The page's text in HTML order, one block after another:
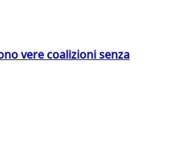
vere coalizioni senza